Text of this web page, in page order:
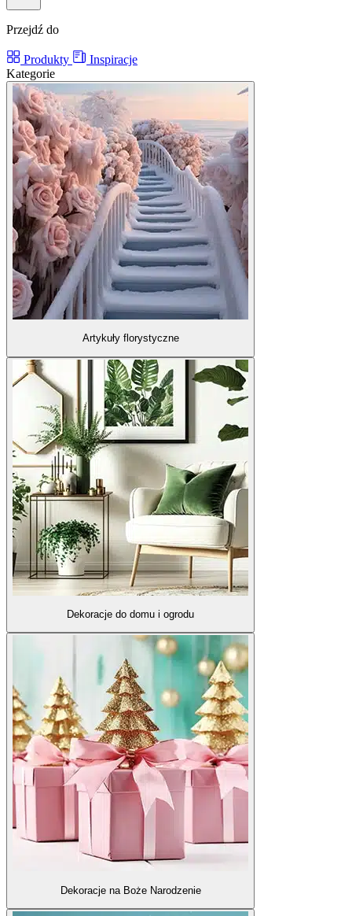
Przejdź do
Produkty
Inspiracje
Kategorie
Artykuły florystyczne
Dekoracje do domu i ogrodu
Dekoracje na Boże Narodzenie